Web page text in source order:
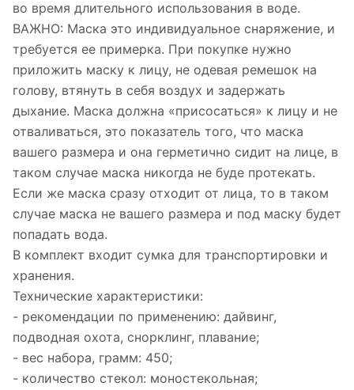
во время длительного использования в воде.
ВАЖНО: Маска это индивидуальное снаряжение, и
требуется ее примерка. При покупке нужно
приложить маску к лицу, не одевая ремешок на
голову, втянуть в себя воздух и задержать
дыхание. Маска должна «присосаться» к лицу и не
отваливаться, это показатель того, что маска
вашего размера и она герметично сидит на лице, в
таком случае маска никогда не буде протекать.
Если же маска сразу отходит от лица, то в таком
случае маска не вашего размера и под маску будет
попадать вода.
В комплект входит сумка для транспортировки и
хранения.
Технические характеристики:
- рекомендации по применению: дайвинг,
подводная охота, снорклинг, плавание;
- вес набора, грамм: 450;
- количество стекол: моностекольная;